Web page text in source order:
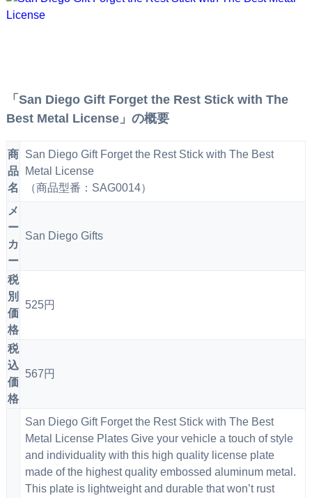
「San Diego Gift Forget the Rest Stick with The
Best Metal License」の概要
商
品
名
San Diego Gift Forget the Rest Stick with The Best
Metal License
（商品型番：SAG0014）
メ
ー
カ
ー
San Diego Gifts
税
別
価
格
525円
税
込
価
格
567円
San Diego Gift Forget the Rest Stick with The Best
Metal License Plates Give your vehicle a touch of style
and individuality with this high quality license plate
made of the highest quality embossed aluminum metal.
This plate is lightweight and durable that won’t rust